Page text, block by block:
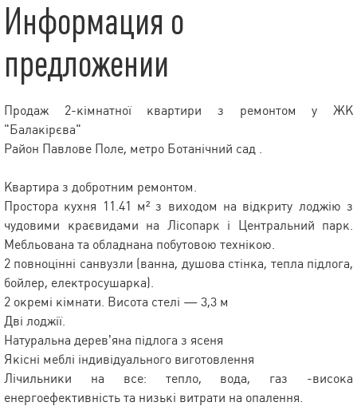
Информация о
предложении
Продаж 2-кімнатної квартири з ремонтом у ЖК
"Балакірєва"
Район Павлове Поле, метро Ботанічний сад .
Квартира з добротним ремонтом.
Простора кухня 11.41 м² з виходом на відкриту лоджію з
чудовими краєвидами на Лісопарк і Центральний парк.
Мебльована та обладнана побутовою технікою.
2 повноцінні санвузли (ванна, душова стінка, тепла підлога,
бойлер, електросушарка).
2 окремі кімнати. Висота стелі — 3,3 м
Дві лоджії.
Натуральна дерев’яна підлога з ясеня
Якісні меблі індивідуального виготовлення
Лічильники на все: тепло, вода, газ -висока
енергоефективність та низькі витрати на опалення.